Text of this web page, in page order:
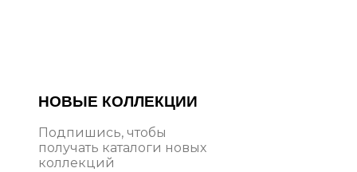
НОВЫЕ КОЛЛЕКЦИИ
Подпишись, чтобы
получать каталоги новых
коллекций